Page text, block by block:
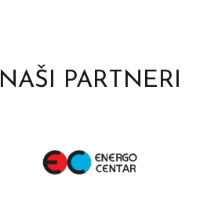
NAŠI PARTNERI